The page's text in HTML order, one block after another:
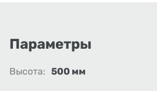
Параметры
Высота: 500 мм